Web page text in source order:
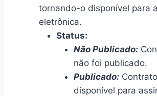
tornando-o disponível para
eletrônica.
Status:
Não Publicado:
não foi publicado.
Publicado:
disponível para